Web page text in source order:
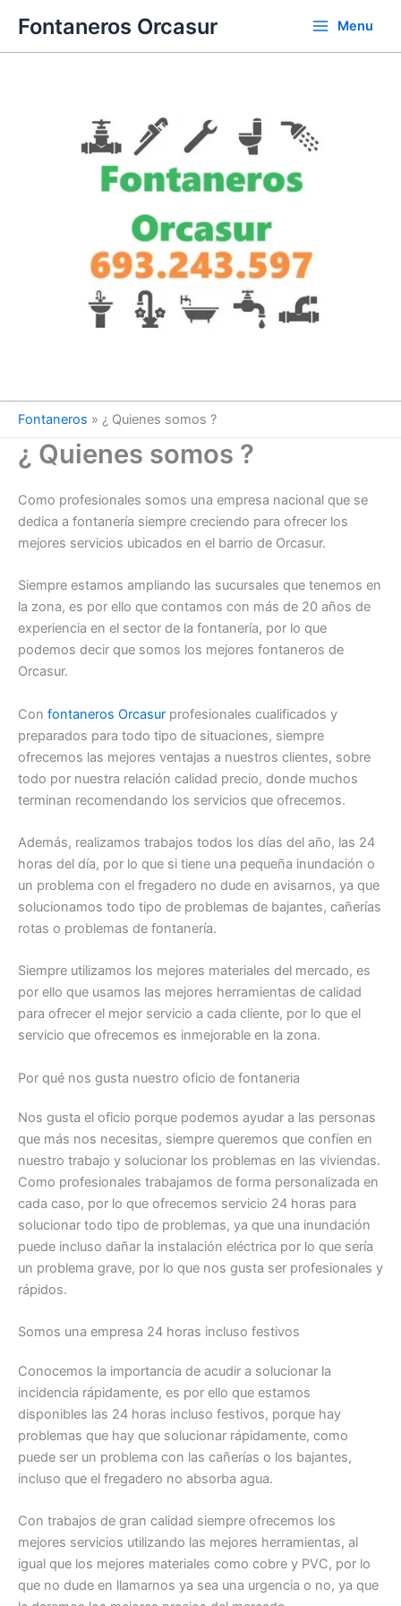
contenido
Fontaneros Orcasur Menu
Fontaneros » ¿ Quienes somos ?
¿ Quienes somos ?
Como profesionales somos una empresa nacional que se
dedica a fontanería siempre creciendo para ofrecer los
mejores servicios ubicados en el barrio de Orcasur.
Siempre estamos ampliando las sucursales que tenemos en
la zona, es por ello que contamos con más de 20 años de
experiencia en el sector de la fontanería, por lo que
podemos decir que somos los mejores fontaneros de
Orcasur.
Con fontaneros Orcasur profesionales cualificados y
preparados para todo tipo de situaciones, siempre
ofrecemos las mejores ventajas a nuestros clientes, sobre
todo por nuestra relación calidad precio, donde muchos
terminan recomendando los servicios que ofrecemos.
Además, realizamos trabajos todos los días del año, las 24
horas del día, por lo que si tiene una pequeña inundación o
un problema con el fregadero no dude en avisarnos, ya que
solucionamos todo tipo de problemas de bajantes, cañerías
rotas o problemas de fontanería.
Siempre utilizamos los mejores materiales del mercado, es
por ello que usamos las mejores herramientas de calidad
para ofrecer el mejor servicio a cada cliente, por lo que el
servicio que ofrecemos es inmejorable en la zona.
Por qué nos gusta nuestro oficio de fontaneria
Nos gusta el oficio porque podemos ayudar a las personas
que más nos necesitas, siempre queremos que confíen en
nuestro trabajo y solucionar los problemas en las viviendas.
Como profesionales trabajamos de forma personalizada en
cada caso, por lo que ofrecemos servicio 24 horas para
solucionar todo tipo de problemas, ya que una inundación
puede incluso dañar la instalación eléctrica por lo que sería
un problema grave, por lo que nos gusta ser profesionales y
rápidos.
Somos una empresa 24 horas incluso festivos
Conocemos la importancia de acudir a solucionar la
incidencia rápidamente, es por ello que estamos
disponibles las 24 horas incluso festivos, porque hay
problemas que hay que solucionar rápidamente, como
puede ser un problema con las cañerías o los bajantes,
incluso que el fregadero no absorba agua.
Con trabajos de gran calidad siempre ofrecemos los
mejores servicios utilizando las mejores herramientas, al
igual que los mejores materiales como cobre y PVC, por lo
que no dude en llamarnos ya sea una urgencia o no, ya que